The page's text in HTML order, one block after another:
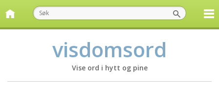
visdomsord
Vise ord i hytt og pine